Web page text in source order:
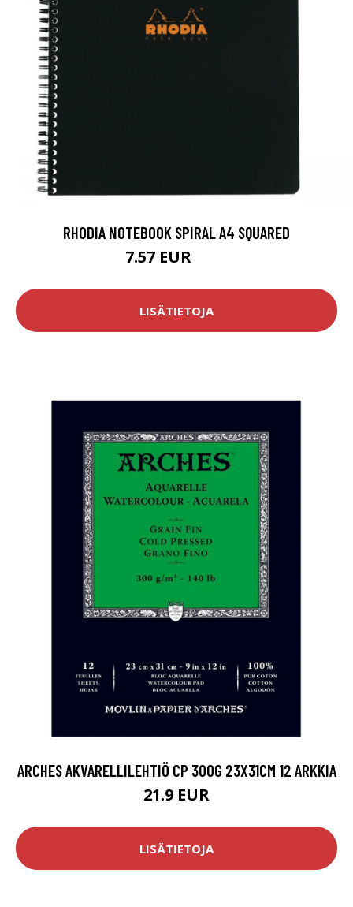
RHODIA NOTEBOOK SPIRAL A4 SQUARED
7.57 EUR
LISÄTIETOJA
ARCHES AKVARELLILEHTIÖ CP 300G 23X31CM 12 ARKKIA
21.9 EUR
LISÄTIETOJA